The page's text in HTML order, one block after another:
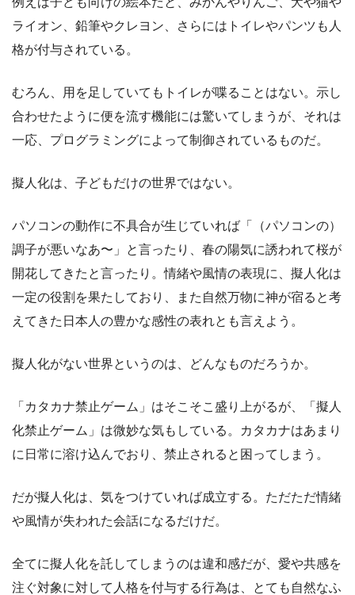
ライオン、鉛筆やクレヨン、さらにはトイレやパンツも人
格が付与されている。
むろん、用を足していてもトイレが喋ることはない。示し
合わせたように便を流す機能には驚いてしまうが、それは
一応、プログラミングによって制御されているものだ。
擬人化は、子どもだけの世界ではない。
パソコンの動作に不具合が生じていれば「（パソコンの）
調子が悪いなあ〜」と言ったり、春の陽気に誘われて桜が
開花してきたと言ったり。情緒や風情の表現に、擬人化は
一定の役割を果たしており、また自然万物に神が宿ると考
えてきた日本人の豊かな感性の表れとも言えよう。
擬人化がない世界というのは、どんなものだろうか。
「カタカナ禁止ゲーム」はそこそこ盛り上がるが、「擬人
化禁止ゲーム」は微妙な気もしている。カタカナはあまり
に日常に溶け込んでおり、禁止されると困ってしまう。
だが擬人化は、気をつけていれば成立する。ただただ情緒
や風情が失われた会話になるだけだ。
全てに擬人化を託してしまうのは違和感だが、愛や共感を
注ぐ対象に対して人格を付与する行為は、とても自然なふ